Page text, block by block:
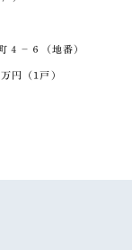
－６（地番）
円（1戸）